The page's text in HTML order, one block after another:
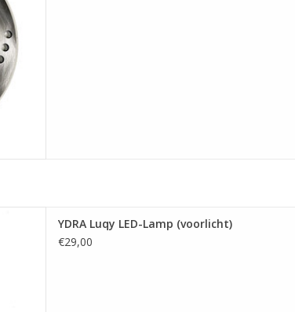
YDRA Luqy LED-Lamp (voorlicht)
€29,00